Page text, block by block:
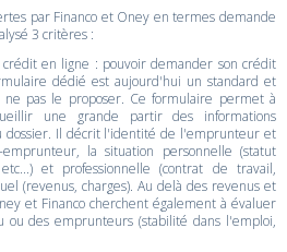
par Financo et Oney en termes demande
3 critères :
en ligne : pouvoir demander son crédit
dédié est aujourd'hui un standard et
ne pas le proposer. Ce formulaire permet à
une grande partir des informations
dossier. Il décrit l'identité de l'emprunteur et
la situation personnelle (statut
et professionnelle (contrat de travail,
(revenus, charges). Au delà des revenus et
et Financo cherchent également à évaluer
ou des emprunteurs (stabilité dans l'emploi,